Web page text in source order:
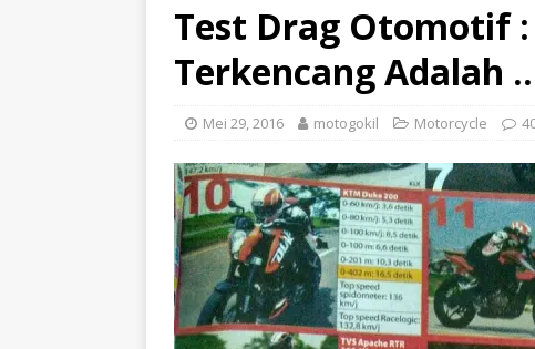
Test Drag Otomotif :
Terkencang Adalah
Mei 29, 2016 motogokil Motorcycle